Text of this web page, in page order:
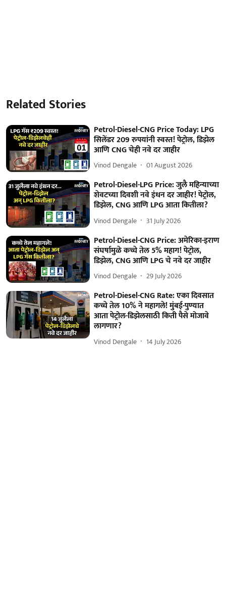
Related Stories
Petrol-Diesel-CNG Price Today: LPG
सिलेंडर 209 रुपयांनी स्वस्त! पेट्रोल, डिझेल
आणि CNG चेही नवे दर जाहीर
Vinod Dengale 01 August 2026
Petrol-Diesel-LPG Price: जुलै महिन्याच्या
शेवटच्या दिवशी नवे इंधन दर जाहीर! पेट्रोल,
डिझेल, CNG आणि LPG आता कितीला?
Vinod Dengale 31 July 2026
Petrol-Diesel-CNG Price: अमेरिका-इराण
संघर्षामुळे कच्चे तेल 5% महाग! पेट्रोल,
डिझेल, CNG आणि LPG चे नवे दर जाहीर
Vinod Dengale 29 July 2026
Petrol-Diesel-CNG Rate: एका दिवसात
कच्चे तेल 10% ने महागले! मुंबई-पुण्यात
आता पेट्रोल-डिझेलसाठी किती पैसे मोजावे
लागणार?
Vinod Dengale 14 July 2026